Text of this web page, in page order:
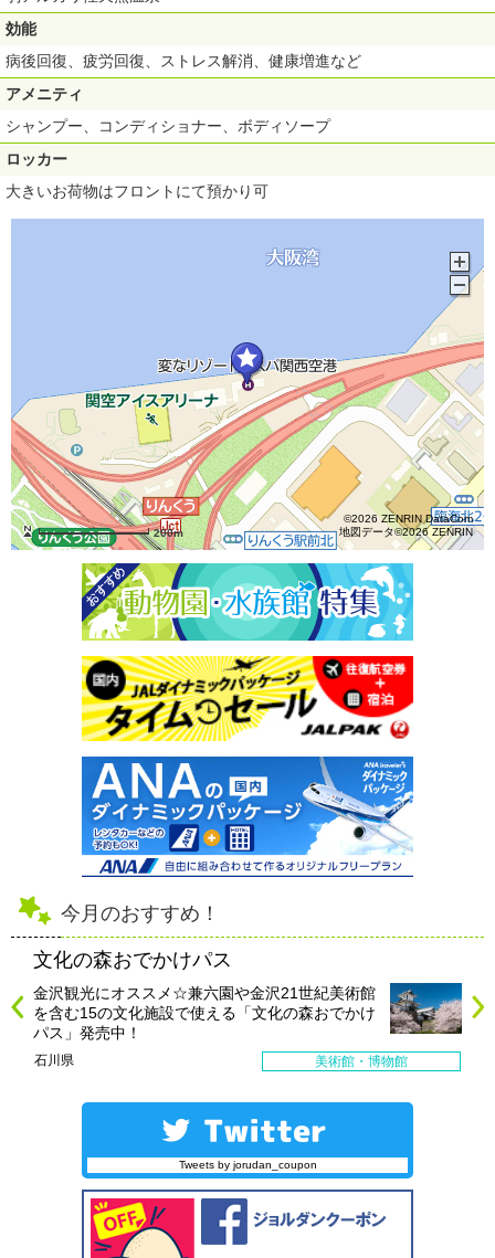
効能
病後回復、疲労回復、ストレス解消、健康増進など
アメニティ
シャンプー、コンディショナー、ボディソープ
ロッカー
大きいお荷物はフロントにて預かり可
200m
©2026 ZENRIN DataCom
地図データ©2026 ZENRIN
今月のおすすめ！
文化の森おでかけパス
金沢観光にオススメ☆兼六園や金沢21世紀美術館
を含む15の文化施設で使える「文化の森おでかけ
パス」発売中！
石川県 美術館・博物館
Tweets by jorudan_coupon